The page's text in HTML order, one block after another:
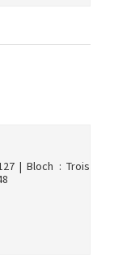
| Bloch : Trois